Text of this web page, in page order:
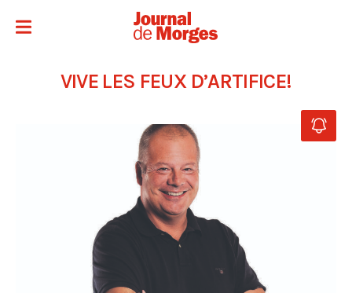
VIVE LES FEUX D’ARTIFICE!